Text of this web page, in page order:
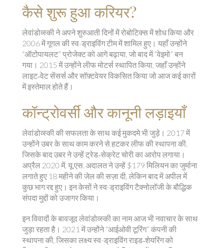
कैसे शुरू हुआ करियर?
लेवांडोव्स्की ने अपने शुरुआती दिनों में रोबोटिक्स में शोध किया और
2006 में गूगल की स्व-ड्राइविंग टीम में शामिल हुए। यहाँ उन्होंने
“ऑटोपायलट” प्रोजेक्ट को आगे बढ़ाया, जो बाद में “वेइमो” बन
गया। 2015 में उन्होंने लीफ मोटर्स स्थापित किया, जहाँ उन्होंने
लाइट‑वेट सेंसर्स और सॉफ़्टवेयर विकसित किया जो आज कई कारों
में इस्तेमाल होते हैं।
कॉन्ट्रोवर्सी और कानूनी लड़ाइयाँ
लेवांडोव्स्की की सफलता के साथ कई मुकदमे भी जुड़े। 2017 में
उन्होंने उबर के साथ काम करने से हटकर लीफ की स्थापना की,
जिसके बाद उबर ने उन्हें ट्रेड‑सेक्रेट चोरी का आरोप लगाया।
अप्रैल 2020 में, यू.एस. अदालत ने उन्हें $179 मिलियन का जुर्माना
लगाते हुए 18 महीने की जेल की सज़ा दी, लेकिन बाद में अपील में
कुछ भाग रद्द हुए। इन केसों ने स्व-ड्राइविंग टैक्नोलॉजी के बौद्धिक
संपदा मुद्दों को उजागर किया।
इन विवादों के बावजूद लेवांडोव्स्की का नाम आज भी नवाचार के साथ
जुड़ा रहता है। 2021 में उन्होंने “आईओवी टूरिंग” कंपनी की
स्थापना की, जिसका लक्ष्य स्व-ड्राइविंग राइड‑शेयरिंग को